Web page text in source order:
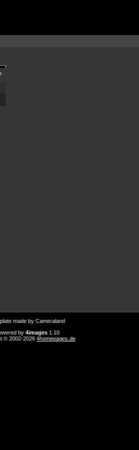
made by Cameraland
by 4images1.10
© 2002-2026 4homepages.de